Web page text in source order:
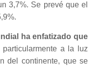
3,7%. Se prevé que el
ha enfatizado que
particularmente a la luz
del continente, que se